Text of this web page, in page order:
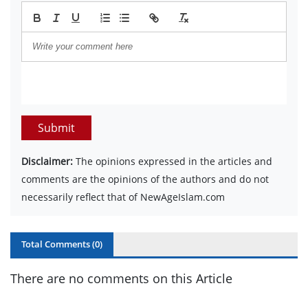
Submit
Disclaimer: The opinions expressed in the articles and
comments are the opinions of the authors and do not
necessarily reflect that of NewAgeIslam.com
Total Comments (0)
There are no comments on this Article